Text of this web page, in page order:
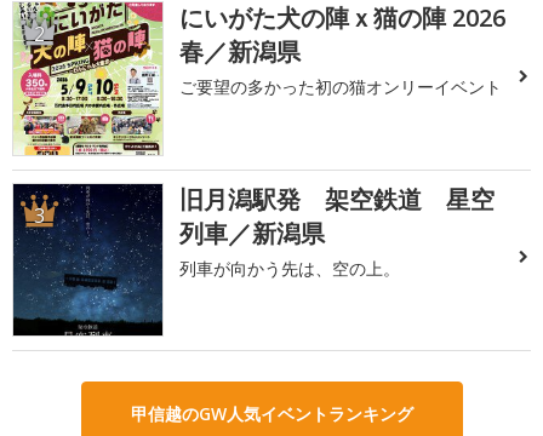
2
にいがた犬の陣ｘ猫の陣 2026
春／新潟県
ご要望の多かった初の猫オンリーイベント
3
旧月潟駅発 架空鉄道 星空
列車／新潟県
列車が向かう先は、空の上。
甲信越のGW人気イベントランキング